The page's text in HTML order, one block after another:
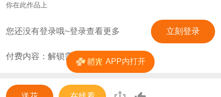
你在此作品上
您还没有登录哦~登录查看更多 立刻登录
付费内容：解锁需 0花
APP内打开